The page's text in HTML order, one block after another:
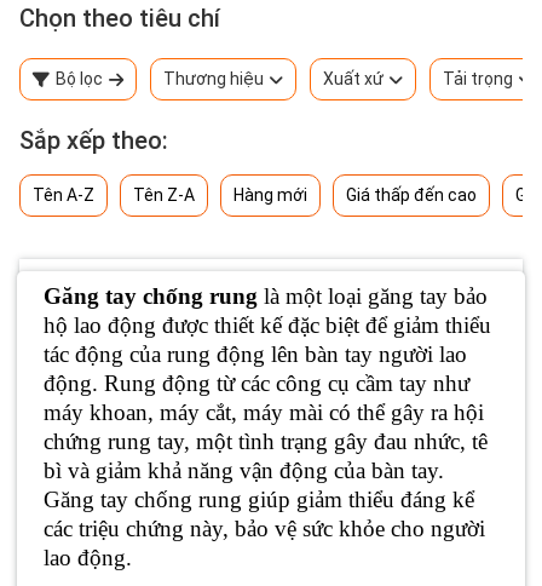
Chọn theo tiêu chí
Bộ lọc Thương hiệu Xuất xứ Tải trọng
Sắp xếp theo:
Tên A-Z Tên Z-A Hàng mới Giá thấp đến cao
Găng tay chống rung là một loại găng tay bảo
hộ lao động được thiết kế đặc biệt để giảm thiểu
tác động của rung động lên bàn tay người lao
động. Rung động từ các công cụ cầm tay như
máy khoan, máy cắt, máy mài có thể gây ra hội
chứng rung tay, một tình trạng gây đau nhức, tê
bì và giảm khả năng vận động của bàn tay.
Găng tay chống rung giúp giảm thiểu đáng kể
các triệu chứng này, bảo vệ sức khỏe cho người
lao động.